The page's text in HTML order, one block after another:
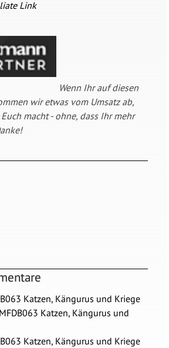
Link
Wenn Ihr auf diesen
wir etwas vom Umsatz ab,
macht - ohne, dass Ihr mehr
Katzen, Kängurus und Kriege
MFDB063 Katzen, Kängurus und
Katzen, Kängurus und Kriege